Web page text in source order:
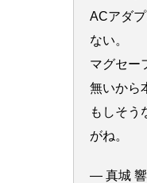
ACアダ
ない。
マグセー
無いから
もしそう
がね。
— 真城 響